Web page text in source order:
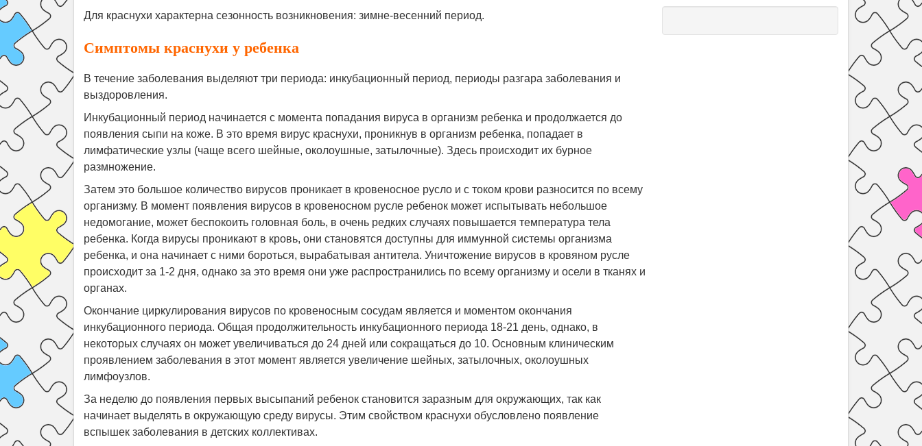
Для краснухи характерна сезонность возникновения: зимне-весенний период.
Симптомы краснухи у ребенка
В течение заболевания выделяют три периода: инкубационный период, периоды разгара заболевания и
выздоровления.
Инкубационный период начинается с момента попадания вируса в организм ребенка и продолжается до
появления сыпи на коже. В это время вирус краснухи, проникнув в организм ребенка, попадает в
лимфатические узлы (чаще всего шейные, околоушные, затылочные). Здесь происходит их бурное
размножение.
Затем это большое количество вирусов проникает в кровеносное русло и с током крови разносится по всему
организму. В момент появления вирусов в кровеносном русле ребенок может испытывать небольшое
недомогание, может беспокоить головная боль, в очень редких случаях повышается температура тела
ребенка. Когда вирусы проникают в кровь, они становятся доступны для иммунной системы организма
ребенка, и она начинает с ними бороться, вырабатывая антитела. Уничтожение вирусов в кровяном русле
происходит за 1-2 дня, однако за это время они уже распространились по всему организму и осели в тканях и
органах.
Окончание циркулирования вирусов по кровеносным сосудам является и моментом окончания
инкубационного периода. Общая продолжительность инкубационного периода 18-21 день, однако, в
некоторых случаях он может увеличиваться до 24 дней или сокращаться до 10. Основным клиническим
проявлением заболевания в этот момент является увеличение шейных, затылочных, околоушных
лимфоузлов.
За неделю до появления первых высыпаний ребенок становится заразным для окружающих, так как
начинает выделять в окружающую среду вирусы. Этим свойством краснухи обусловлено появление
вспышек заболевания в детских коллективах.